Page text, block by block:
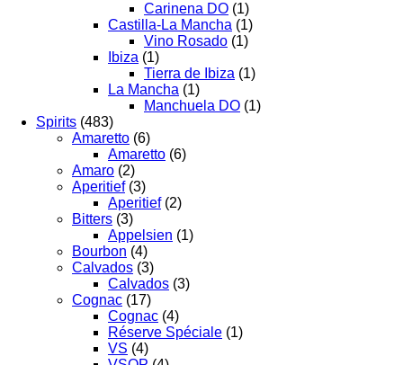
Carinena DO (1)
Castilla-La Mancha (1)
Vino Rosado (1)
Ibiza (1)
Tierra de Ibiza (1)
La Mancha (1)
Manchuela DO (1)
Spirits (483)
Amaretto (6)
Amaretto (6)
Amaro (2)
Aperitief (3)
Aperitief (2)
Bitters (3)
Appelsien (1)
Bourbon (4)
Calvados (3)
Calvados (3)
Cognac (17)
Cognac (4)
Réserve Spéciale (1)
VS (4)